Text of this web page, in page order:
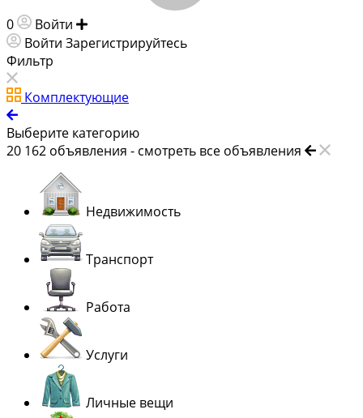
0 Войти
Войти Зарегистрируйтесь
Фильтр
Комплектующие
Выберите категорию
20 162 объявления - смотреть все объявления
Недвижимость
Транспорт
Работа
Услуги
Личные вещи